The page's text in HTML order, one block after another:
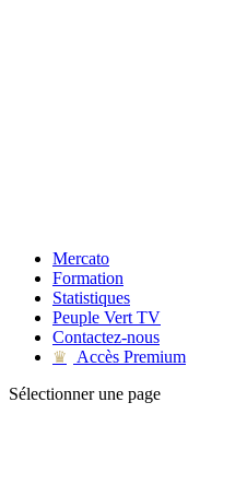
Mercato
Formation
Statistiques
Peuple Vert TV
Contactez-nous
♛
Accès Premium
Sélectionner une page